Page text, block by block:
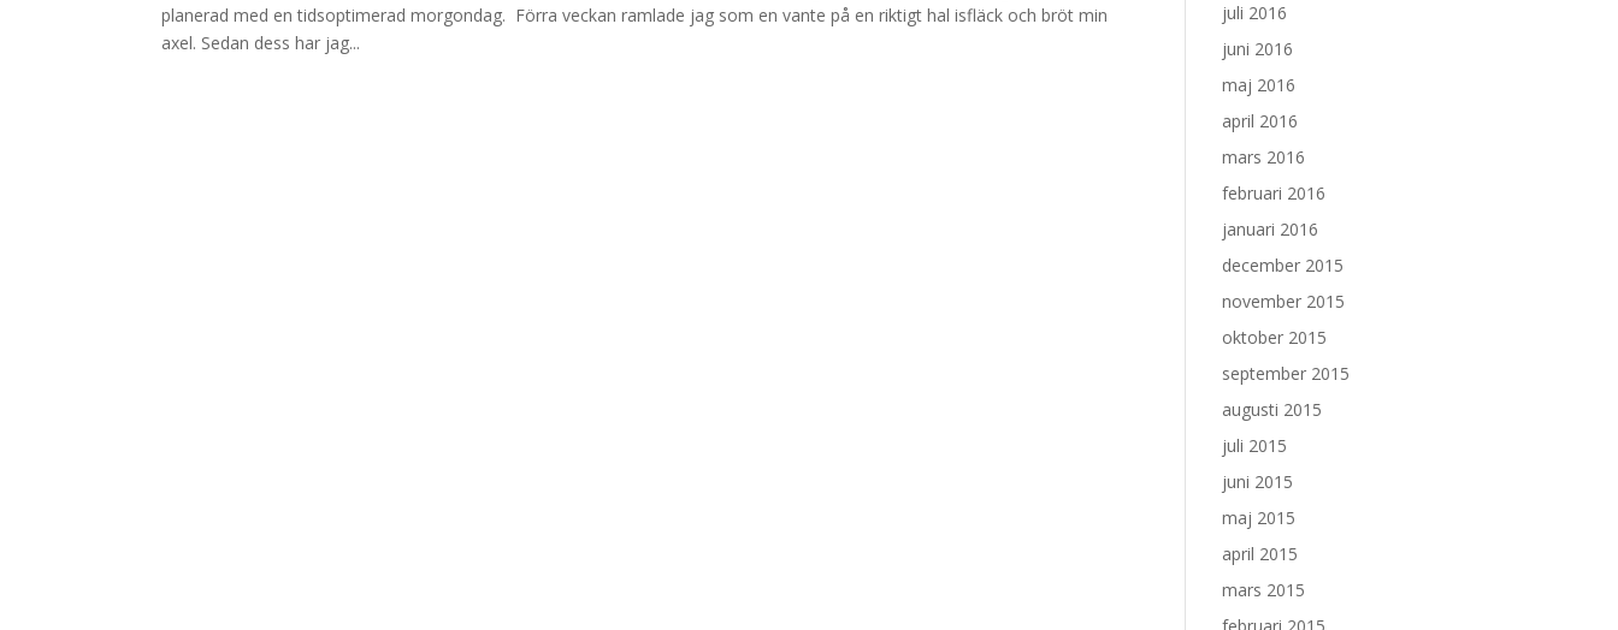
planerad med en tidsoptimerad morgondag. Förra veckan ramlade jag som en vante på en riktigt hal isfläck och bröt min
axel. Sedan dess har jag...
juli 2016
juni 2016
maj 2016
april 2016
mars 2016
februari 2016
januari 2016
december 2015
november 2015
oktober 2015
september 2015
augusti 2015
juli 2015
juni 2015
maj 2015
april 2015
mars 2015